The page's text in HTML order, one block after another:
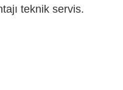
teknik servis.